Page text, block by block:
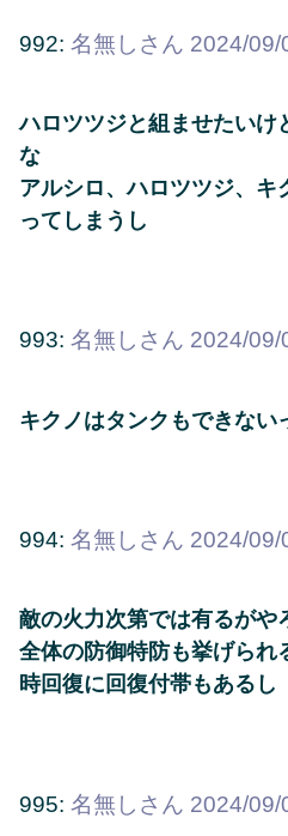
992: 名無しさん 2024/09/
ハロツツジと組ませたいけ
な
アルシロ、ハロツツジ、キ
ってしまうし
993: 名無しさん 2024/09/
キクノはタンクもできない
994: 名無しさん 2024/09/
敵の火力次第では有るがや
全体の防御特防も挙げられ
時回復に回復付帯もあるし
995: 名無しさん 2024/09/